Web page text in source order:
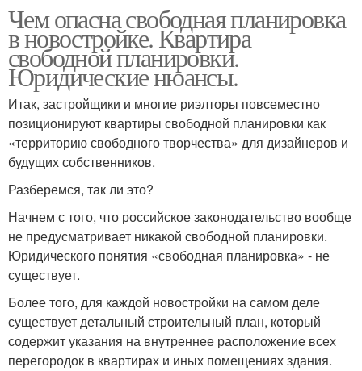
Чем опасна свободная планировка
в новостройке. Квартира
свободной планировки.
Юридические нюансы.
Итак, застройщики и многие риэлторы повсеместно
позиционируют квартиры свободной планировки как
«территорию свободного творчества» для дизайнеров и
будущих собственников.
Разберемся, так ли это?
Начнем с того, что российское законодательство вообще
не предусматривает никакой свободной планировки.
Юридического понятия «свободная планировка» - не
существует.
Более того, для каждой новостройки на самом деле
существует детальный строительный план, который
содержит указания на внутреннее расположение всех
перегородок в квартирах и иных помещениях здания.